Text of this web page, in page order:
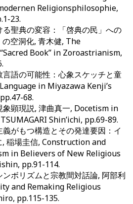
Religionsphilosophie,
23.
聖典の変容：「啓典の民」への
空洞化, 青木健, The
Book” in Zoroastrianism,
語の可能性：心象スケッチと童
in Miyazawa Kenji’s
68.
象顕現説, 津曲真一, Docetism in
Shin’ichi, pp.69-89.
がもつ構造とその発達要因：イ
, 稲場圭信, Construction and
in Believers of New Religious
pp.91-114.
ボリズムと宗教間対話論, 阿部利
and Remaking Religious
pp.115-135.